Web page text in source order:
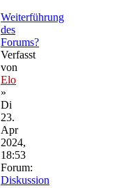
Weiterführung
des
Forums?
Verfasst
von
Elo
»
Di
23.
Apr
2024,
18:53
Forum:
Diskussion